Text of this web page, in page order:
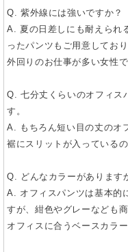
Q. 紫外線には強いですか？
A. 夏の日差しにも耐えられ
ったパンツもご用意しており
外回りのお仕事が多い女性
Q. 七分丈くらいのオフィス
す。
A. もちろん短い目の丈のオ
裾にスリットが入っている
Q. どんなカラーがあります
A. オフィスパンツは基本的
すが、紺色やグレーなども
オフィスに合うベースカラー